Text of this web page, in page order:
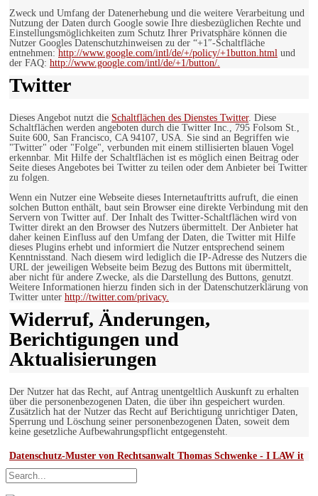
Zweck und Umfang der Datenerhebung und die weitere Verarbeitung und
Nutzung der Daten durch Google sowie Ihre diesbezüglichen Rechte und
Einstellungsmöglichkeiten zum Schutz Ihrer Privatsphäre können die
Nutzer Googles Datenschutzhinweisen zu der “+1″-Schaltfläche
entnehmen: http://www.google.com/intl/de/+/policy/+1button.html und
der FAQ: http://www.google.com/intl/de/+1/button/.
Twitter
Dieses Angebot nutzt die Schaltflächen des Dienstes Twitter. Diese
Schaltflächen werden angeboten durch die Twitter Inc., 795 Folsom St.,
Suite 600, San Francisco, CA 94107, USA. Sie sind an Begriffen wie
"Twitter" oder "Folge", verbunden mit einem stillisierten blauen Vogel
erkennbar. Mit Hilfe der Schaltflächen ist es möglich einen Beitrag oder
Seite dieses Angebotes bei Twitter zu teilen oder dem Anbieter bei Twitter
zu folgen.
Wenn ein Nutzer eine Webseite dieses Internetauftritts aufruft, die einen
solchen Button enthält, baut sein Browser eine direkte Verbindung mit den
Servern von Twitter auf. Der Inhalt des Twitter-Schaltflächen wird von
Twitter direkt an den Browser des Nutzers übermittelt. Der Anbieter hat
daher keinen Einfluss auf den Umfang der Daten, die Twitter mit Hilfe
dieses Plugins erhebt und informiert die Nutzer entsprechend seinem
Kenntnisstand. Nach diesem wird lediglich die IP-Adresse des Nutzers die
URL der jeweiligen Webseite beim Bezug des Buttons mit übermittelt,
aber nicht für andere Zwecke, als die Darstellung des Buttons, genutzt.
Weitere Informationen hierzu finden sich in der Datenschutzerklärung von
Twitter unter http://twitter.com/privacy.
Widerruf, Änderungen,
Berichtigungen und
Aktualisierungen
Der Nutzer hat das Recht, auf Antrag unentgeltlich Auskunft zu erhalten
über die personenbezogenen Daten, die über ihn gespeichert wurden.
Zusätzlich hat der Nutzer das Recht auf Berichtigung unrichtiger Daten,
Sperrung und Löschung seiner personenbezogenen Daten, soweit dem
keine gesetzliche Aufbewahrungspflicht entgegensteht.
Datenschutz-Muster von Rechtsanwalt Thomas Schwenke - I LAW it